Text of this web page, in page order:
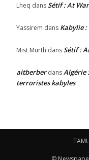
Lheq dansSétif : At
Yassirem dans Kabylie
Mist Murth dansSétif :
aitberberdansAlgérie
terroristes kabyles